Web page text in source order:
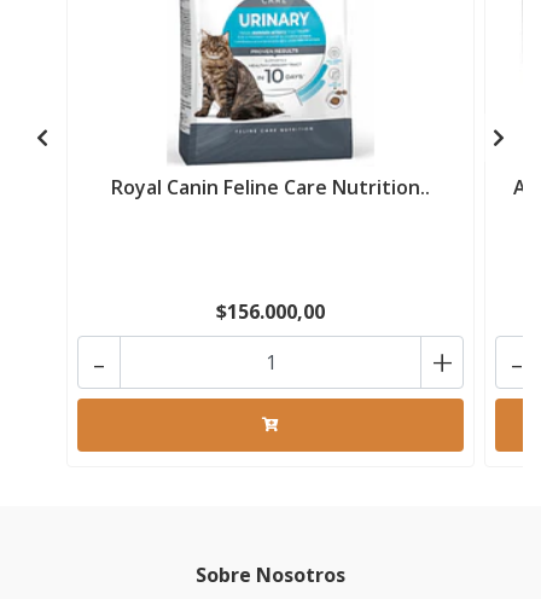
Royal Canin Feline Care Nutrition..
$156.000,00
- + -
Sobre Nosotros